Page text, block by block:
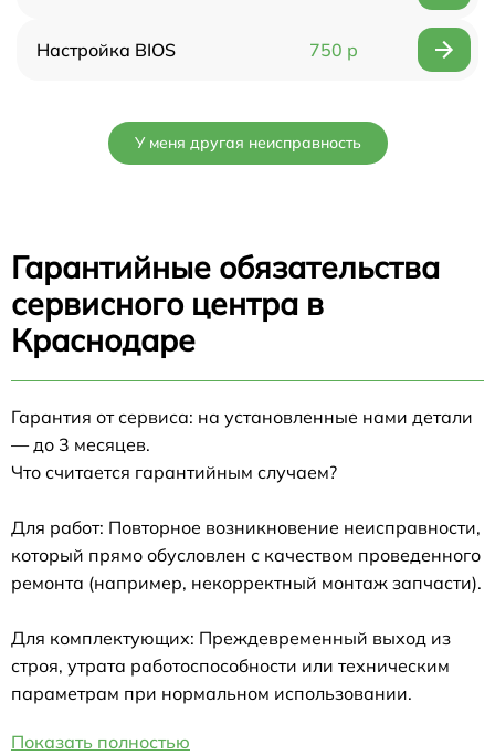
Настройка BIOS 750 р
У меня другая неисправность
Гарантийные обязательства
сервисного центра в
Краснодаре
Гарантия от сервиса: на установленные нами детали
— до 3 месяцев.
Что считается гарантийным случаем?
Для работ: Повторное возникновение неисправности,
который прямо обусловлен с качеством проведенного
ремонта (например, некорректный монтаж запчасти).
Для комплектующих: Преждевременный выход из
строя, утрата работоспособности или техническим
параметрам при нормальном использовании.
Показать полностью